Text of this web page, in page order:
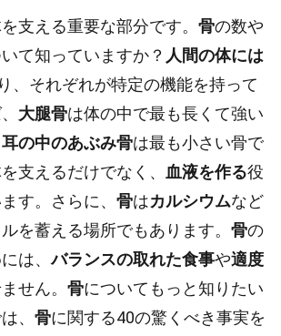
支える重要な部分です。 骨の数や
て知っていますか？ 人間の体には
、それぞれが特定の機能を持って
大腿骨は体の中で最も長くて強い
耳の中のあぶみ骨は最も小さい骨で
支えるだけでなく、 血液を作る役
す。さらに、 骨はカルシウムなど
を蓄える場所でもあります。 骨の
は、バランスの取れた食事や適度
せん。 骨についてもっと知りたい
、 骨に関する40の驚くべき事実を